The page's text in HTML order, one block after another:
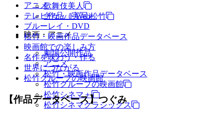
歌舞伎美人
チケットWeb松竹
映画・アニメ
劇場公開作品
アニメ
松竹・映画作品データベース
松竹グループの映画館
松竹シネマ＋
松竹シネマクラシックス
アニメ
テレビ作品（実写）
ブルーレイ・DVD
松竹・映画作品データベース
映画館での楽しみ方
名作を味わう・作る
世界につながる
松竹グループの映画館
【作品データベース】つぐみ